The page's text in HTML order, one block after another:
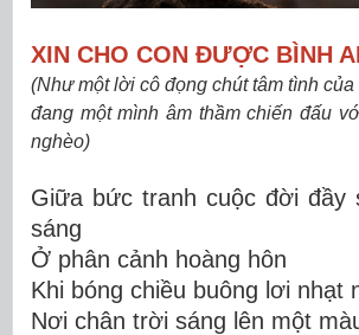
XIN CHO CON ĐƯỢC BÌNH
(Như một lời cô đọng chút tâm tình
đang một mình âm thầm chiến đấu
nghèo)
Giữa bức tranh cuộc đời đầy
sáng
Ở phân cảnh hoàng hôn
Khi bóng chiều buông lơi nhạt
Nơi chân trời sáng lên một